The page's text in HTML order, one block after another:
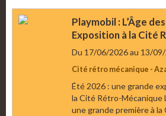
Playmobil : L’Âge
Exposition à la Cité
Du 17/06/2026au 13/
Cité rétro mécanique -
Été 2026 : une grande
la Cité Rétro-Mécanique
une grande première à